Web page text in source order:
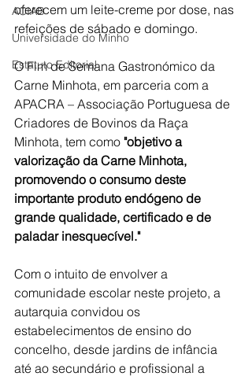
ACIAB
Universidade do Minho
Estatuto Editorial
oferecem um leite-creme por dose, nas
refeições de sábado e domingo.
O Fim de Semana Gastronómico da
Carne Minhota, em parceria com a
APACRA – Associação Portuguesa de
Criadores de Bovinos da Raça
Minhota, tem como "objetivo a
valorização da Carne Minhota,
promovendo o consumo deste
importante produto endógeno de
grande qualidade, certificado e de
paladar inesquecível."
Com o intuito de envolver a
comunidade escolar neste projeto, a
autarquia convidou os
estabelecimentos de ensino do
concelho, desde jardins de infância
até ao secundário e profissional a